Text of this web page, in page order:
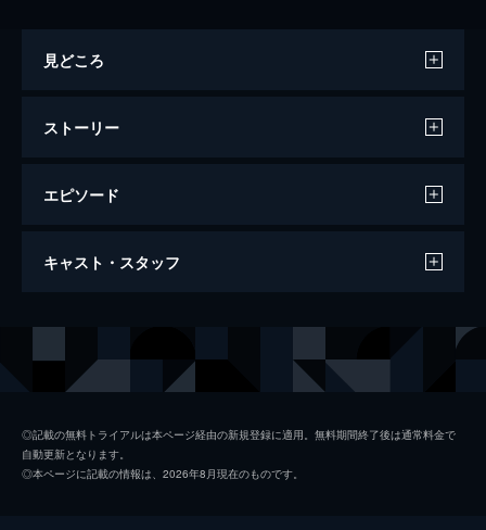
見どころ
ストーリー
エピソード
猫が行方不明
キャスト・スタッフ
ジヌディーヌ・スアレム
◎記載の無料トライアルは本ページ経由の新規登録に適用。無料期間終了後は通常料金で
自動更新となります。
◎本ページに記載の情報は、2026年8月現在のものです。